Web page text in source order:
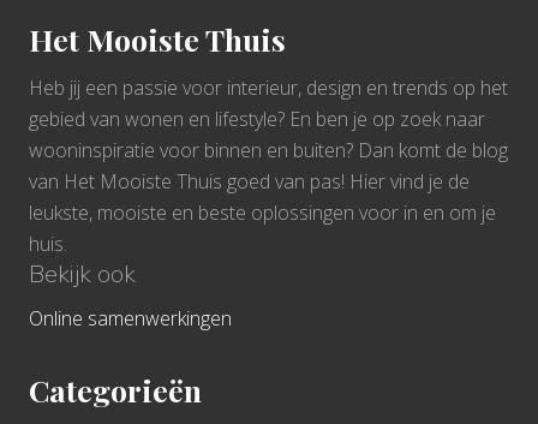
Het Mooiste Thuis
Heb jij een passie voor interieur, design en trends op het
gebied van wonen en lifestyle? En ben je op zoek naar
wooninspiratie voor binnen en buiten? Dan komt de blog
van Het Mooiste Thuis goed van pas! Hier vind je de
leukste, mooiste en beste oplossingen voor in en om je
huis.
Bekijk ook
Online samenwerkingen
Categorieën